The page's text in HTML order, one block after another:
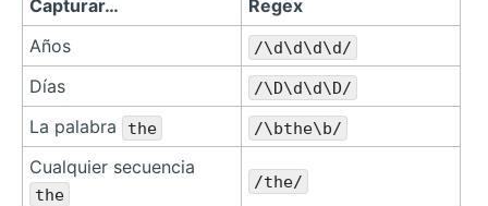
Capturar…
Regex
Años
/\d\d\d\d/
Días /\D\d\d\D/
La palabra the /\bthe\b/
Cualquier secuencia
the
/the/